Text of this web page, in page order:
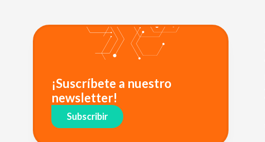
¡Suscríbete a nuestro
newsletter!
Subscribir